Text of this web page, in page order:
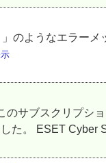
のようなエラーメ
サブスクリプシ
た。 ESET Cyber